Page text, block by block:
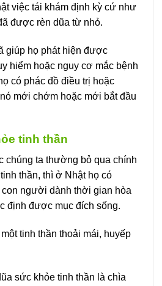
việc tái khám định kỳ cứ như
được rèn dũa từ nhỏ.
giúp họ phát hiện được
hiểm hoặc nguy cơ mắc bệnh
có phác đồ điều trị hoặc
mới chớm hoặc mới bắt đầu
tinh thần
chúng ta thường bỏ qua chính
thần, thì ở Nhật họ có
người dành thời gian hòa
định được mục đích sống.
tinh thần thoải mái, huyếp
sức khỏe tinh thần là chìa